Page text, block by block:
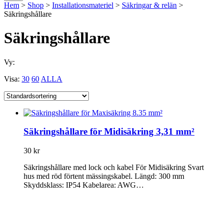
Hem > Shop > Installationsmateriel > Säkringar & relän >
Säkringshållare
Säkringshållare
Vy:
Visa: 30 60 ALLA
Säkringshållare för Midisäkring 3,31 mm²
30 kr
Säkringshållare med lock och kabel För Midisäkring Svart
hus med röd förtent mässingskabel. Längd: 300 mm
Skyddsklass: IP54 Kabelarea: AWG…